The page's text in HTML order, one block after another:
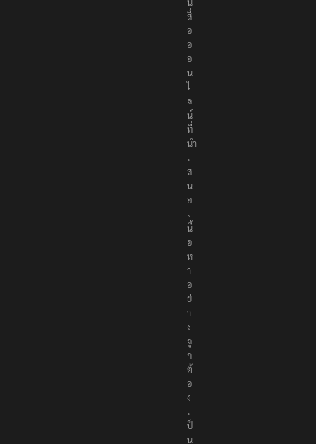
สื่
อ
อ
อ
น
ไ
ล
น์
ที่
นำ
เ
ส
น
อ
เ
นื้
อ
ห
า
อ
ย่
า
ง
ถู
ก
ต้
อ
ง
เ
ป็
น